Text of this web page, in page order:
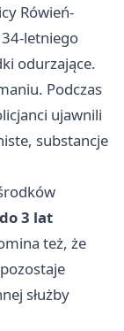
Rówień-
letniego
odurzające.
Podczas
ujawnili
substancje
3 lat
też, że
służby